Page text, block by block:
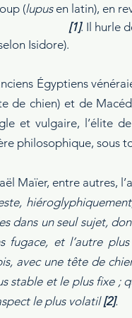
(lupus en latin), en
[1]. Il hurle
Isidore).
Égyptiens
de chien) et de
et vulgaire, l’élite
philosophique, sous
Maïer, entre autres,
dans un seul sujet,
fugace, et l’autre
avec une tête de
stable et le plus fixe ;
le plus volatil [2].